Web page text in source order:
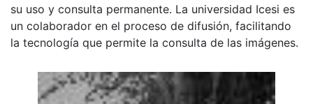
su uso y consulta permanente. La universidad Icesi es
un colaborador en el proceso de difusión, facilitando
la tecnología que permite la consulta de las imágenes.